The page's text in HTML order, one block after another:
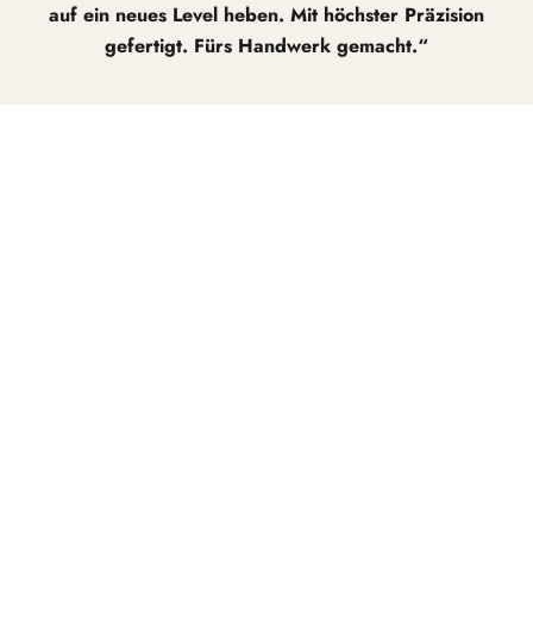
auf ein neues Level heben. Mit höchster Präzision
gefertigt. Fürs Handwerk gemacht.“